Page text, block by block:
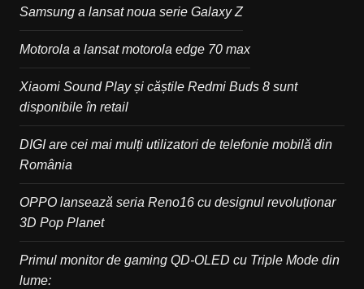
Samsung a lansat noua serie Galaxy Z
Motorola a lansat motorola edge 70 max
Xiaomi Sound Play și căștile Redmi Buds 8 sunt
disponibile în retail
DIGI are cei mai mulți utilizatori de telefonie mobilă din
România
OPPO lansează seria Reno16 cu designul revoluționar
3D Pop Planet
Primul monitor de gaming QD-OLED cu Triple Mode din
lume: